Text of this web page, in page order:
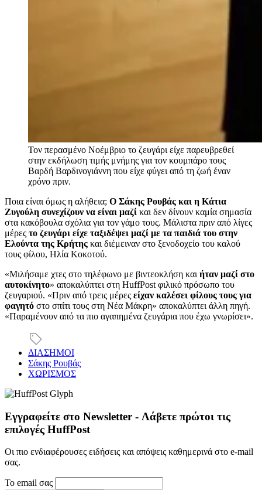
Τον περασμένο Νοέμβριο το ζευγάρι είχε παρευβρεθεί
στην εκδήλωση τιμής μνήμης για τον κουμπάρο τους
Βαρδή Βαρδινογιάννη που είχε φύγει από τη ζωή έναν
χρόνο πριν.
Ποια είναι όμως η αλήθεια; Ο Σάκης Ρουβάς και η Κάτια
Ζυγούλη συνεχίζουν να είναι μαζί και δεν δίνουν καμία σημασία
στα κακόβουλα σχόλια για τον γάμο τους. Μάλιστα πριν από λίγες
μέρες το ζευγάρι είχε ταξιδέψει μαζί με τα παιδιά του στην
Ελούντα της Κρήτης και διέμειναν στο ξενοδοχείο του καλού
τους φίλου, Ηλία Κοκοτού.
«Μιλήσαμε χτες στο τηλέφωνο με βιντεοκλήση και ήταν μαζί στο
αυτοκίνητο» αποκαλύπτει στη HuffPost φιλικό πρόσωπο του
ζευγαριού. «Πριν από τρεις μέρες είχαν καλέσει φίλους τους για
φαγητό στο σπίτι τους στη Νέα Μάκρη» αποκαλύπτει άλλη πηγή.
«Παραμένουν από τα πιο αγαπημένα ζευγάρια που έχω γνωρίσει».
ΔΙΑΣΗΜΟΙ
Σάκης Ρουβάς
ΧΩΡΙΣΜΟΣ
Εγγραφείτε στο Newsletter - Λάβετε πρώτοι τις
επιλογές HuffPost
Οι πιο ενδιαφέρουσες ειδήσεις και απόψεις καθημερινά στο e-mail
σας.
Το email σας